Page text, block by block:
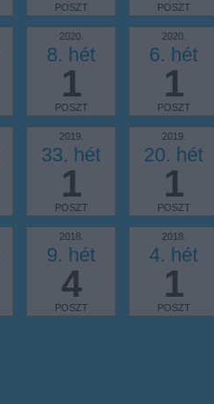
POSZT POSZT
2020.
8. hét
1
POSZT
2020.
6. hét
1
POSZT
2019.
33. hét
1
POSZT
2019.
20. hét
1
POSZT
2018.
9. hét
4
POSZT
2018.
4. hét
1
POSZT